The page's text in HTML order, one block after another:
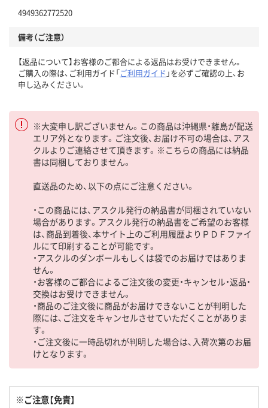
4949362772520
備考（ご注意）
【返品について】お客様のご都合による返品はお受けできません。
ご購入の際は、ご利用ガイド「ご利用ガイド 」を必ずご確認の上、お
申し込みください。
※大変申し訳ございません。この商品は沖縄県・離島が配送
エリア外となります。ご注文後、お届け不可の場合は、アス
クルよりご連絡させて頂きます。※こちらの商品には納品
書は同梱しておりません。
直送品のため、以下の点にご注意ください。
・この商品には、アスクル発行の納品書が同梱されていない
場合があります。アスクル発行の納品書をご希望のお客様
は、商品到着後、本サイト上のご利用履歴よりＰＤＦファイ
ルにて印刷することが可能です。
・アスクルのダンボールもしくは袋でのお届けではありま
せん。
・お客様のご都合によるご注文後の変更・キャンセル・返品・
交換はお受けできません。
・商品のご注文後に商品がお届けできないことが判明した
際には、ご注文をキャンセルさせていただくことがありま
す。
・ご注文後に一時品切れが判明した場合は、入荷次第のお届
けとなります。
※ご注意【免責】